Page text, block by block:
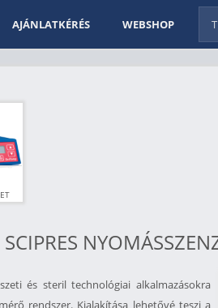
AJÁNLATKÉRÉS WEBSHOP
SCIPRES
és steril technológiai alkalmazásokra
rendszer. Kialakítása lehetővé teszi a